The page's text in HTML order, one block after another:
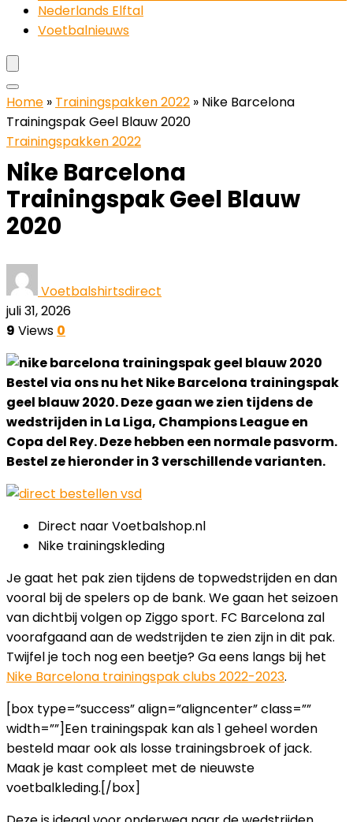
Nederlands Elftal
Voetbalnieuws
Home » Trainingspakken 2022 » Nike Barcelona
Trainingspak Geel Blauw 2020
Trainingspakken 2022
Nike Barcelona
Trainingspak Geel Blauw
2020
Voetbalshirtsdirect
juli 31, 2026
9 Views 0
Bestel via ons nu het Nike Barcelona trainingspak
geel blauw 2020. Deze gaan we zien tijdens de
wedstrijden in La Liga, Champions League en
Copa del Rey. Deze hebben een normale pasvorm.
Bestel ze hieronder in 3 verschillende varianten.
Direct naar Voetbalshop.nl
Nike trainingskleding
Je gaat het pak zien tijdens de topwedstrijden en dan
vooral bij de spelers op de bank. We gaan het seizoen
van dichtbij volgen op Ziggo sport. FC Barcelona zal
voorafgaand aan de wedstrijden te zien zijn in dit pak.
Twijfel je toch nog een beetje? Ga eens langs bij het
Nike Barcelona trainingspak clubs 2022-2023.
[box type=”success” align=”aligncenter” class=””
width=””]Een trainingspak kan als 1 geheel worden
besteld maar ook als losse trainingsbroek of jack.
Maak je kast compleet met de nieuwste
voetbalkleding.[/box]